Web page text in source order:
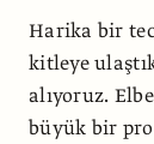
Harika bir
kitleye
alıyoruz.
büyük bir